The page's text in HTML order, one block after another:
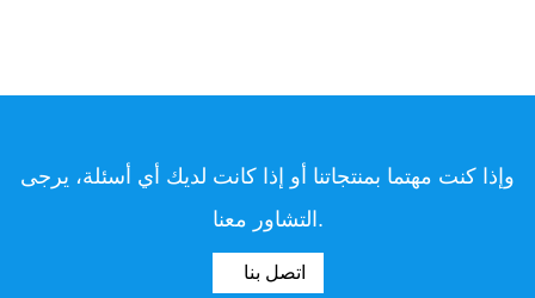
وإذا كنت مهتما بمنتجاتنا أو إذا كانت لديك أي أسئلة، يرجى
التشاور معنا.
اتصل بنا